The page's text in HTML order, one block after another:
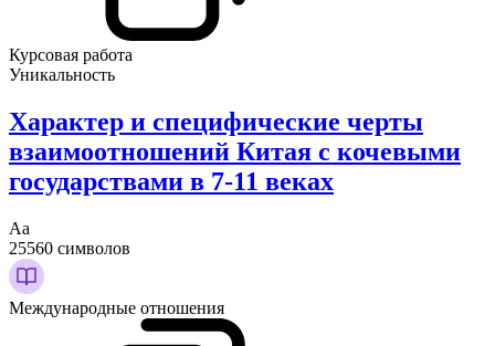
Курсовая работа
Уникальность
Характер и специфические черты
взаимоотношений Китая с кочевыми
государствами в 7-11 веках
Аа
25560 символов
Международные отношения